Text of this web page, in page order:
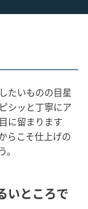
たいものの目星
シッと丁寧にア
に留まります
らこそ仕上げの
いところで